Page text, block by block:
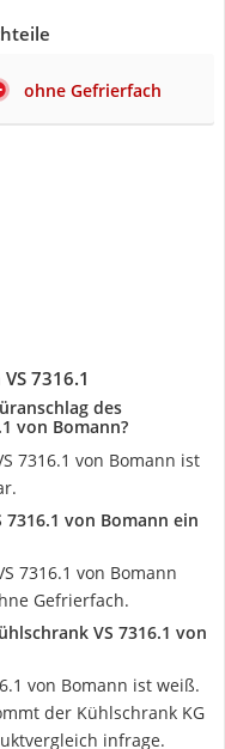
ohne Gefrierfach
7316.1
des
von Bomann?
7316.1 von Bomann ist
von Bomann ein
7316.1 von Bomann
Gefrierfach.
VS 7316.1 von
von Bomann ist weiß.
der Kühlschrank KG
infrage.